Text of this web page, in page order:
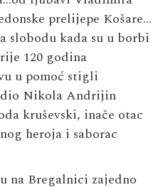
prelijepe Košare…
slobodu kada su u borbi
120 godina
u pomoć stigli
Nikola Andrijin
kruševski, inače otac
heroja i saborac
na Bregalnici zajedno